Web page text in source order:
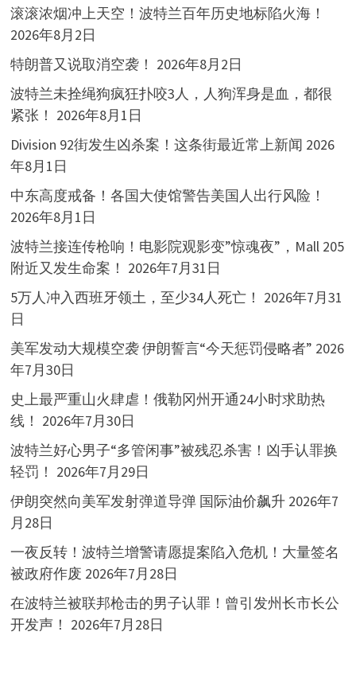
滚滚浓烟冲上天空！波特兰百年历史地标陷火海！
2026年8月2日
特朗普又说取消空袭！ 2026年8月2日
波特兰未拴绳狗疯狂扑咬3人，人狗浑身是血，都很
紧张！ 2026年8月1日
Division 92街发生凶杀案！这条街最近常上新闻 2026
年8月1日
中东高度戒备！各国大使馆警告美国人出行风险！
2026年8月1日
波特兰接连传枪响！电影院观影变”惊魂夜”，Mall 205
附近又发生命案！ 2026年7月31日
5万人冲入西班牙领土，至少34人死亡！ 2026年7月31
日
美军发动大规模空袭 伊朗誓言“今天惩罚侵略者” 2026
年7月30日
史上最严重山火肆虐！俄勒冈州开通24小时求助热
线！ 2026年7月30日
波特兰好心男子“多管闲事”被残忍杀害！凶手认罪换
轻罚！ 2026年7月29日
伊朗突然向美军发射弹道导弹 国际油价飙升 2026年7
月28日
一夜反转！波特兰增警请愿提案陷入危机！大量签名
被政府作废 2026年7月28日
在波特兰被联邦枪击的男子认罪！曾引发州长市长公
开发声！ 2026年7月28日